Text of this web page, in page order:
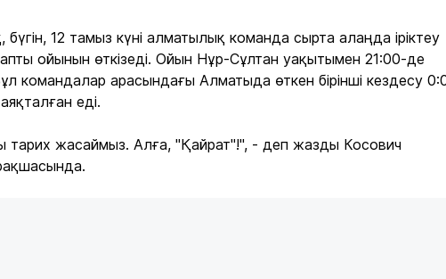
бүгін, 12 тамыз күні алматылық команда сырта алаңда іріктеу
ойынын өткізеді. Ойын Нұр-Сұлтан уақытымен 21:00-де
командалар арасындағы Алматыда өткен бірінші кездесу
еді.
тарих жасаймыз. Алға, "Қайрат"!", - деп жазды Косович